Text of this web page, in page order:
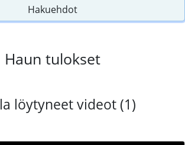
Hakuehdot
Haun tulokset
löytyneet videot (1)